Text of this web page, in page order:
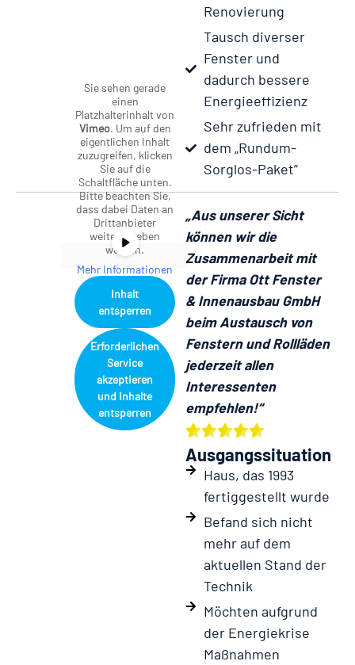
Renovierung
Tausch diverser
Fenster und
dadurch bessere
Energieeffizienz
Sehr zufrieden mit
dem „Rundum-
Sorglos-Paket”
Sie sehen gerade
einen
Platzhalterinhalt von
Vimeo. Um auf den
eigentlichen Inhalt
zuzugreifen, klicken
Sie auf die
Schaltfläche unten.
Bitte beachten Sie,
dass dabei Daten an
Drittanbieter
weitergegeben
werden.
Mehr Informationen
Inhalt
entsperren
Erforderlichen
Service
akzeptieren
und Inhalte
entsperren
„Aus unserer Sicht
können wir die
Zusammenarbeit mit
der Firma Ott Fenster
& Innenausbau GmbH
beim Austausch von
Fenstern und Rollläden
jederzeit allen
Interessenten
empfehlen!“
Ausgangssituation
Haus, das 1993
fertiggestellt wurde
Befand sich nicht
mehr auf dem
aktuellen Stand der
Technik
Möchten aufgrund
der Energiekrise
Maßnahmen